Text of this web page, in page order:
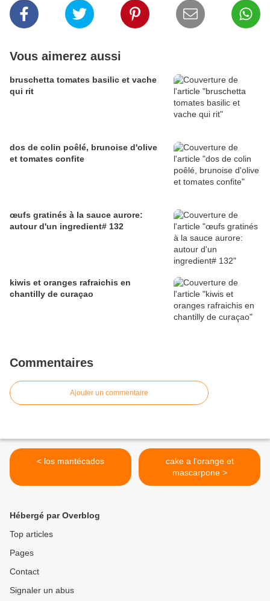
Vous aimerez aussi
bruschetta tomates basilic et vache
qui rit
dos de colin poêlé, brunoise d'olive
et tomates confite
œufs gratinés à la sauce aurore:
autour d'un ingredient# 132
kiwis et oranges rafraichis en
chantilly de curaçao
Commentaires
Ajouter un commentaire
< los mantécados
cake a l'orange et
mascarpone >
Hébergé par Overblog
Top articles
Pages
Contact
Signaler un abus